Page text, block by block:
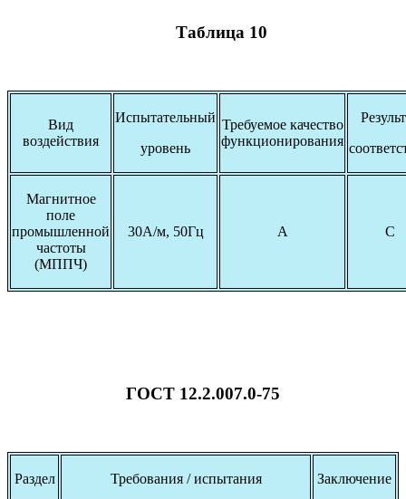
Таблица 10
Вид
воздействия
Испытательный
уровень
Требуемое качество
функционирования
Магнитное
поле
промышленной
частоты
(МППЧ)
30А/м, 50Гц А С
ГОСТ 12.2.007.0-75
Раздел Требования / испытания Заключение